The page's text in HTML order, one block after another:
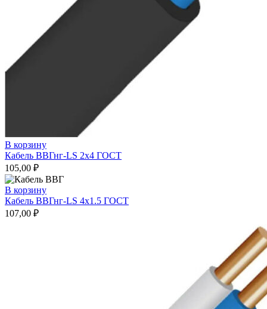
В корзину
Кабель ВВГнг-LS 2х4 ГОСТ
105,00 ₽
В корзину
Кабель ВВГнг-LS 4х1.5 ГОСТ
107,00 ₽